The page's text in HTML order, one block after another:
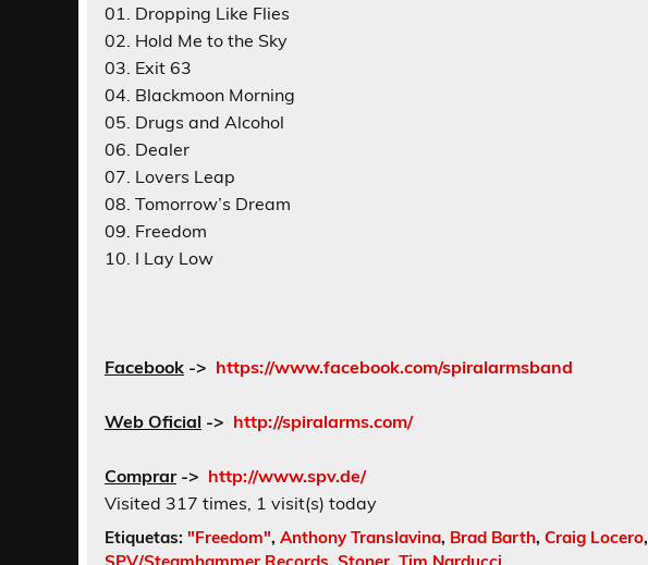
01. Dropping Like Flies
02. Hold Me to the Sky
03. Exit 63
04. Blackmoon Morning
05. Drugs and Alcohol
06. Dealer
07. Lovers Leap
08. Tomorrow’s Dream
09. Freedom
10. I Lay Low
Facebook -> https://www.facebook.com/spiralarmsband
Web Oficial -> http://spiralarms.com/
Comprar-> http://www.spv.de/
Visited 317 times, 1 visit(s) today
Etiquetas: "Freedom", Anthony Translavina, Brad Barth, Craig Locero,
SPV/Steamhammer Records, Stoner, Tim Narducci